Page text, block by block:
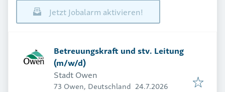
Jetzt Jobalarm aktivieren!
Betreuungskraft und stv. Leitung
(m/w/d)
Stadt Owen
73 Owen, Deutschland Veröffentlicht
24.7.2026